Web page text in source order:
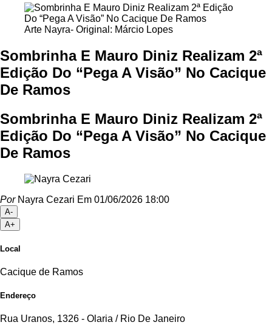
Arte Nayra- Original: Márcio Lopes
Sombrinha E Mauro Diniz Realizam 2ª
Edição Do “Pega A Visão” No Cacique
De Ramos
Sombrinha E Mauro Diniz Realizam 2ª
Edição Do “Pega A Visão” No Cacique
De Ramos
PorNayra Cezari Em 01/06/2026 18:00
A-
A+
Local
Cacique de Ramos
Endereço
Rua Uranos, 1326 - Olaria / Rio De Janeiro